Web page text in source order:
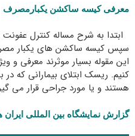
معرفی کیسه ساکشن یکبارمصرف
ابتدا به شرح مساله کنترل
سپس کیسه ساکشن های یکبار
این مقوله بسیار موثرند معرفی و
کنیم. ریسک ابتلای بیمارانی که
هستند و یا مورد جراحی قرار می
گزارش نمایشگاه بین المللی ایران